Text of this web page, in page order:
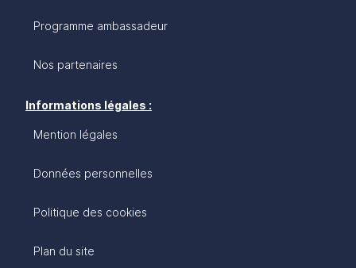
Programme ambassadeur
Nos partenaires
Informations légales :
Mention légales
Données personnelles
Politique des cookies
Plan du site